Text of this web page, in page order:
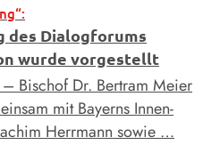
des Dialogforums
wurde vorgestellt
Bischof Dr. Bertram Meier
mit Bayerns Innen-
Herrmann sowie …